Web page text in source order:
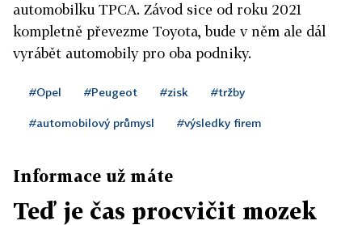
automobilku TPCA. Závod sice od roku 2021
kompletně převezme Toyota, bude v něm ale dál
vyrábět automobily pro oba podniky.
#Opel #Peugeot #zisk #tržby
#automobilový průmysl #výsledky firem
Informace už máte
Teď je čas procvičit mozek